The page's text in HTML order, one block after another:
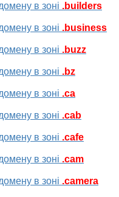
в зоні .builders
в зоні .business
в зоні .buzz
в зоні .bz
в зоні .ca
в зоні .cab
в зоні .cafe
в зоні .cam
в зоні .camera